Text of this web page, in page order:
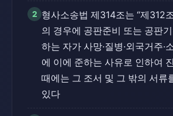
2 형사소송법 제314조는 “제312
의 경우에 공판준비 또는 공판
하는 자가 사망·질병·외국거주·
에 이에 준하는 사유로 인하여
때에는 그 조서 및 그 밖의 서류
있다